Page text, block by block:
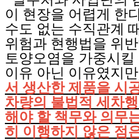
이 현장을 어렵게 한
수도 없는 수직관계
위험과 현행법을 위
토양오염을 가중시
이유 아닌 이유였지
서 생산한 제품을 시
차량의 불법적 세차
해야 할 책무와 의무
히 이행하지 않은 점